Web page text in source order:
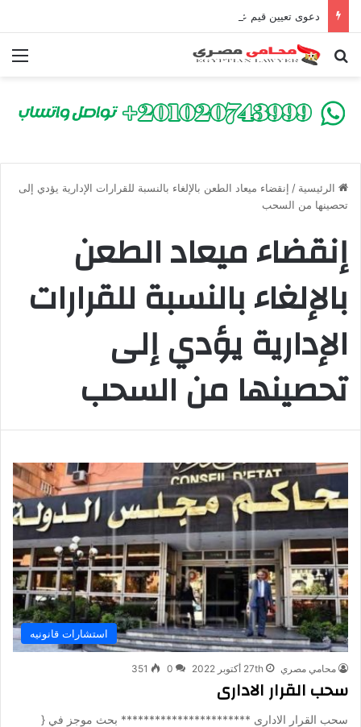
بحث عن
الرئيسية / إنقضاء ميعاد الطعن بالإلغاء بالنسبة للقرارات الإدارية يؤدي إلى
تحصينها من السحب
إنقضاء ميعاد الطعن
بالإلغاء بالنسبة للقرارات
الإدارية يؤدي إلى
تحصينها من السحب
استشارات قانونيه
محامي مصري 27th أكتوبر 2022 0
351
سحب القرار الادارى
سحب القرار الادارى *********************** بحث موجز في {